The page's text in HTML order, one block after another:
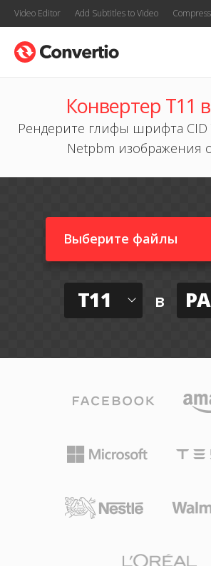
Video Editor Add Subtitles to Video
Конвертер T11
Рендерите глифы шрифта CID
Netpbm изображения
Выберите файлы
T11 в